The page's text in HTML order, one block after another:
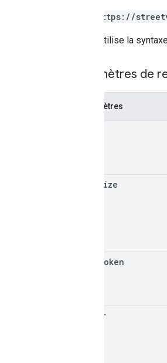
GET https://
L'URL utilise la
Paramètres de
Paramètres
Size
Token
filter